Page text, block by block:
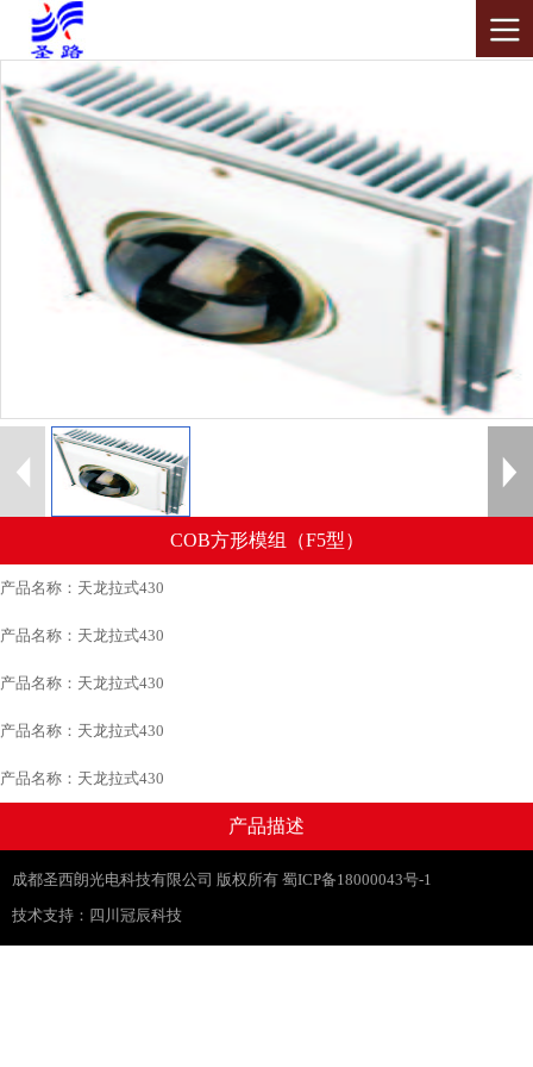
COB方形模组（F5型）
产品名称：天龙拉式430
产品名称：天龙拉式430
产品名称：天龙拉式430
产品名称：天龙拉式430
产品名称：天龙拉式430
产品描述
成都圣西朗光电科技有限公司 版权所有 蜀ICP备18000043号-1
技术支持： 四川冠辰科技